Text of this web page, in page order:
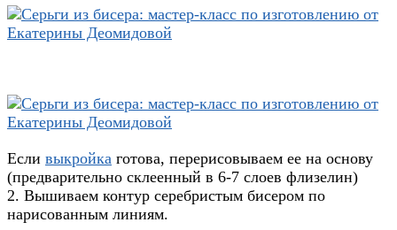
Если выкройка готова, перерисовываем ее на основу
(предварительно склеенный в 6-7 слоев флизелин)
2. Вышиваем контур серебристым бисером по
нарисованным линиям.